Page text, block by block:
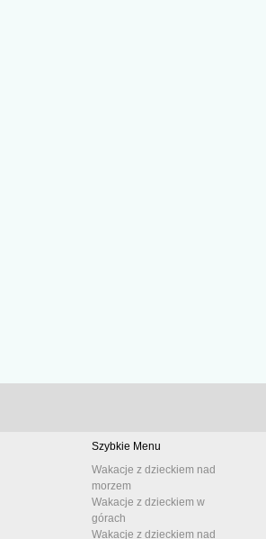
Szybkie Menu
Wakacje z dzieckiem nad
morzem
Wakacje z dzieckiem w
górach
Wakacje z dzieckiem nad